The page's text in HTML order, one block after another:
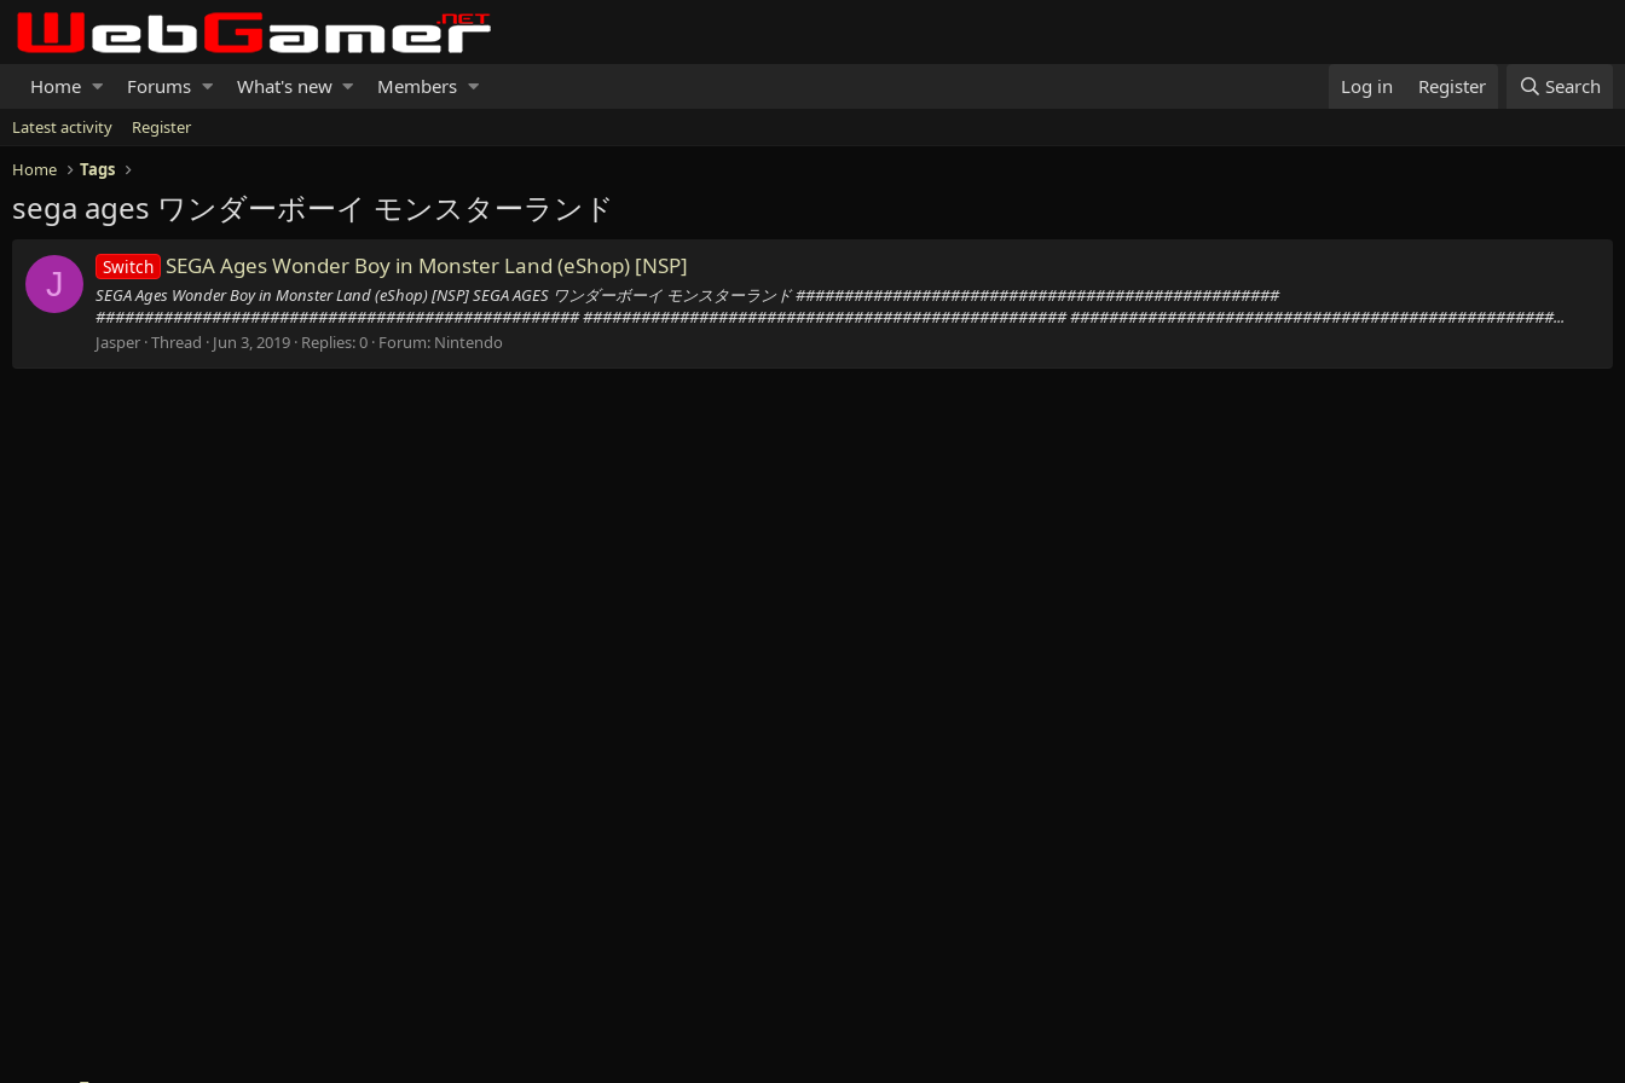
Home Forums What's new Members Log in Register Search
Latest activity
Register
Home
Tags
sega ages ワンダーボーイ モンスターランド
J Switch SEGA Ages Wonder Boy in Monster Land (eShop) [NSP]
SEGA Ages Wonder Boy in Monster Land (eShop) [NSP] SEGA AGES ワンダーボーイ モンスターランド ##################################################
################################################## ################################################## ##################################################...
Jasper Thread Jun 3, 2019 Replies: 0 Forum: Nintendo